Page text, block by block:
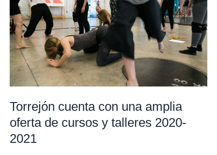
Torrejón cuenta con una amplia
oferta de cursos y talleres 2020-
2021
amplia
oferta
de
cursos
y
talleres
2021